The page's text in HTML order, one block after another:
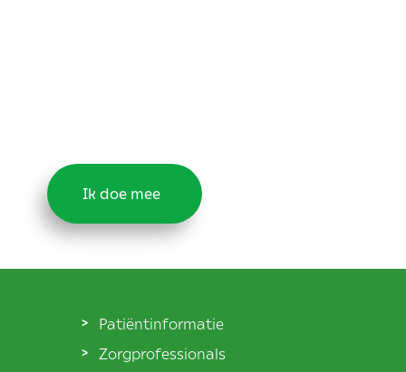
Ik doe mee
Patiëntinformatie
Zorgprofessionals